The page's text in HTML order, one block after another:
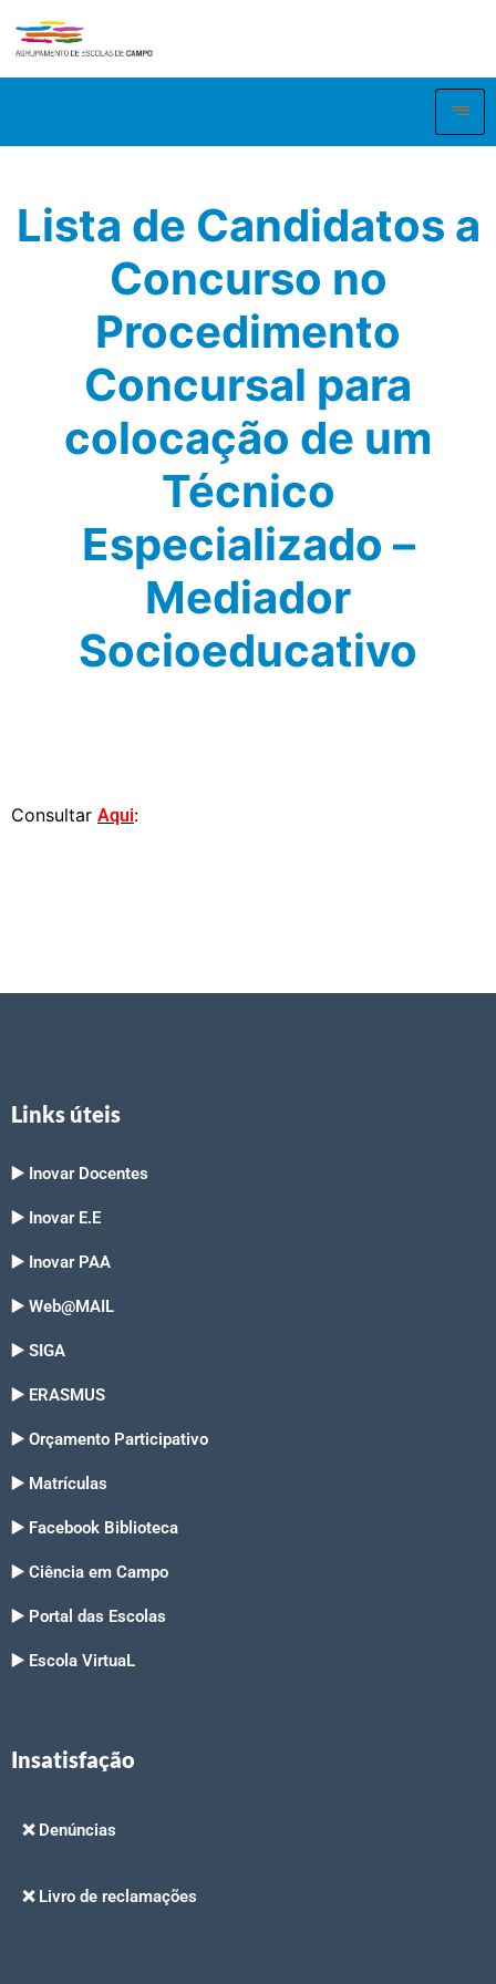
Lista de Candidatos a
Concurso no
Procedimento
Concursal para
colocação de um
Técnico
Especializado –
Mediador
Socioeducativo
Consultar Aqui:
Links úteis
▶️ Inovar Docentes
▶️ Inovar E.E
▶️ Inovar PAA
▶️ Web@MAIL
▶️ SIGA
▶️ ERASMUS
▶️ Orçamento Participativo
▶️ Matrículas
▶️ Facebook Biblioteca
▶️ Ciência em Campo
▶️ Portal das Escolas
▶️ Escola VirtuaL
Insatisfação
❌ Denúncias
❌ Livro de reclamações